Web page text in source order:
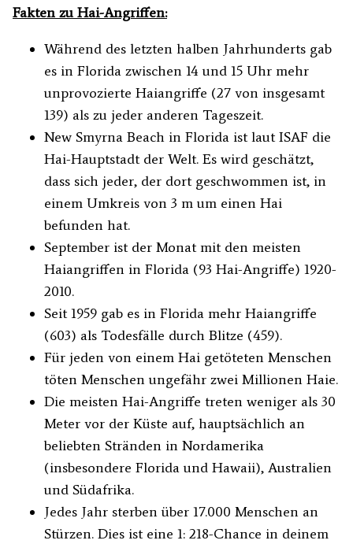
Fakten zu Hai-Angriffen:
Während des letzten halben Jahrhunderts gab
es in Florida zwischen 14 und 15 Uhr mehr
unprovozierte Haiangriffe (27 von insgesamt
139) als zu jeder anderen Tageszeit.
New Smyrna Beach in Florida ist laut ISAF die
Hai-Hauptstadt der Welt. Es wird geschätzt,
dass sich jeder, der dort geschwommen ist, in
einem Umkreis von 3 m um einen Hai
befunden hat.
September ist der Monat mit den meisten
Haiangriffen in Florida (93 Hai-Angriffe) 1920-
2010.
Seit 1959 gab es in Florida mehr Haiangriffe
(603) als Todesfälle durch Blitze (459).
Für jeden von einem Hai getöteten Menschen
töten Menschen ungefähr zwei Millionen Haie.
Die meisten Hai-Angriffe treten weniger als 30
Meter vor der Küste auf, hauptsächlich an
beliebten Stränden in Nordamerika
(insbesondere Florida und Hawaii), Australien
und Südafrika.
Jedes Jahr sterben über 17.000 Menschen an
Stürzen. Dies ist eine 1: 218-Chance in deinem